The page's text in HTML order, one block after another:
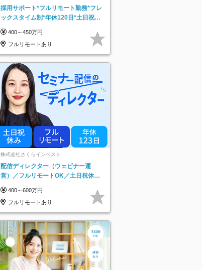
採用サポート*フルリモート勤務*フレ
ックスタイム制*年休120日*土日祝休
400～450万円
フルリモートあり
株式会社さくらインベスト
配信ディレクター（ウェビナー運
営）／フルリモートOK／土日祝休み
400～600万円
フルリモートあり